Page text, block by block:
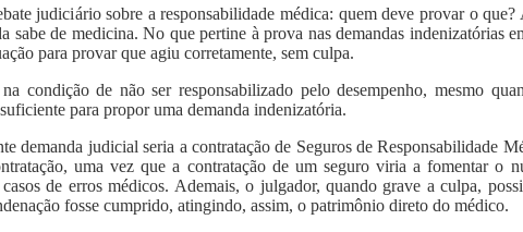
judiciário sobre a responsabilidade médica: quem deve provar o que?
de medicina. No que pertine à prova nas demandas indenizatórias
para provar que agiu corretamente, sem culpa.
condição de não ser responsabilizado pelo desempenho, mesmo
para propor uma demanda indenizatória.
demanda judicial seria a contratação de Seguros de Responsabilidade
uma vez que a contratação de um seguro viria a fomentar o
de erros médicos. Ademais, o julgador, quando grave a culpa,
fosse cumprido, atingindo, assim, o patrimônio direto do médico.